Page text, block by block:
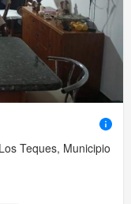
Teques, Municipio